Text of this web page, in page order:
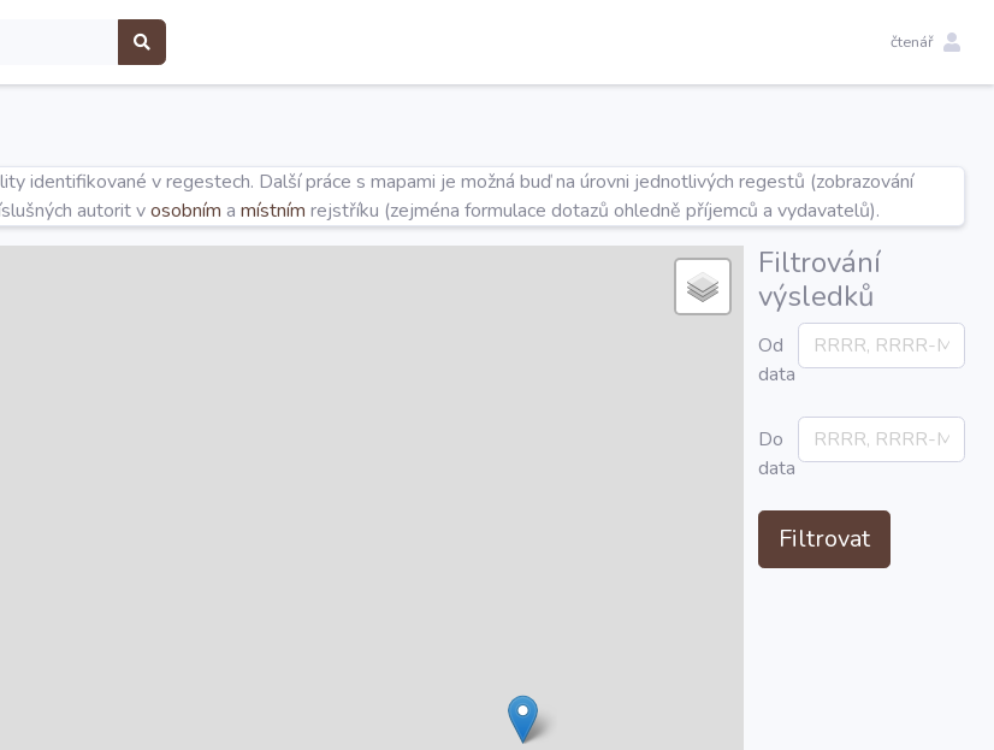
čtenář
identifikované v regestech. Další práce s mapami je možná buď na úrovni jednotlivých regestů (zobrazování
autorit vosobním a místním rejstříku (zejména formulace dotazů ohledně příjemců a vydavatelů).
Filtrování
výsledků
Od
data
Do
data
Filtrovat